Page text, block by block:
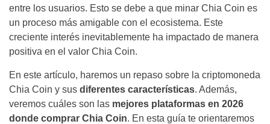
entre los usuarios. Esto se debe a que minar Chia Coin es
un proceso más amigable con el ecosistema. Este
creciente interés inevitablemente ha impactado de manera
positiva en el valor Chia Coin.
En este artículo, haremos un repaso sobre la criptomoneda
Chia Coin y sus diferentes características. Además,
veremos cuáles son las mejores plataformas en 2026
donde comprar Chia Coin. En esta guía te orientaremos